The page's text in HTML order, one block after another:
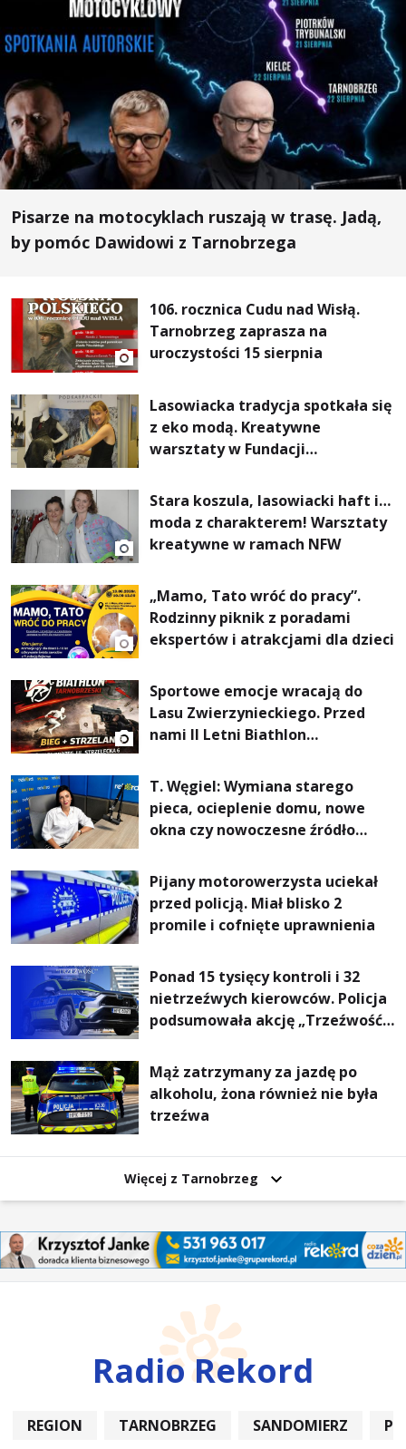
Pisarze na motocyklach ruszają w trasę. Jadą,
by pomóc Dawidowi z Tarnobrzega
106. rocznica Cudu nad Wisłą.
Tarnobrzeg zaprasza na
uroczystości 15 sierpnia
Lasowiacka tradycja spotkała się
z eko modą. Kreatywne
warsztaty w Fundacji
Stara koszula, lasowiacki haft i…
moda z charakterem! Warsztaty
kreatywne w ramach NFW
„Mamo, Tato wróć do pracy”.
Rodzinny piknik z poradami
ekspertów i atrakcjami dla dzieci
Sportowe emocje wracają do
Lasu Zwierzynieckiego. Przed
nami II Letni Biathlon
T. Węgiel: Wymiana starego
pieca, ocieplenie domu, nowe
okna czy nowoczesne źródło
rachunki za energię, lepszy
komfort życia i... czystsze
powietrze
Pijany motorowerzysta uciekał
przed policją. Miał blisko 2
promile i cofnięte uprawnienia
Ponad 15 tysięcy kontroli i 32
nietrzeźwych kierowców. Policja
podsumowała akcję „Trzeźwość”
Mąż zatrzymany za jazdę po
alkoholu, żona również nie była
trzeźwa
Więcej z Tarnobrzeg
Radio Rekord
REGION TARNOBRZEG SANDOMIERZ